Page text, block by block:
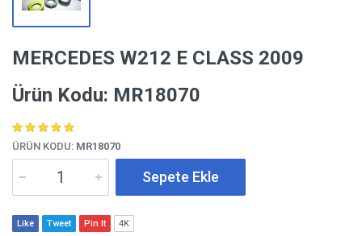
MERCEDES W212 E CLASS 2009
Ürün Kodu: MR18070
ÜRÜN KODU: MR18070
Sepete Ekle
Like Tweet Pin It 4K